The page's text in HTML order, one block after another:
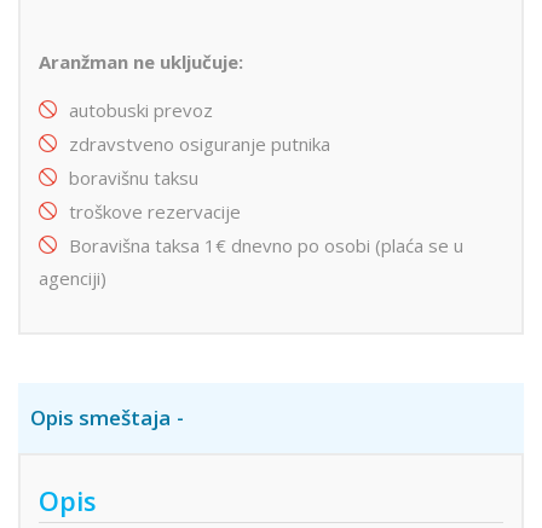
Aranžman ne uključuje:
autobuski prevoz
zdravstveno osiguranje putnika
boravišnu taksu
troškove rezervacije
Boravišna taksa 1€ dnevno po osobi (plaća se u
agenciji)
Opis smeštaja
Opis